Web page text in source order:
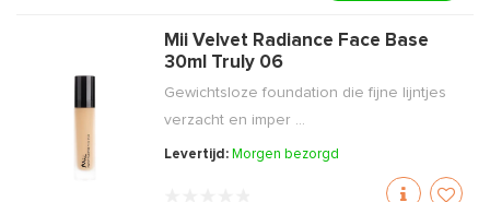
Mii Velvet Radiance Face Base
30ml Truly 06
Gewichtsloze foundation die fijne lijntjes
verzacht en imper ...
Levertijd: Morgen bezorgd